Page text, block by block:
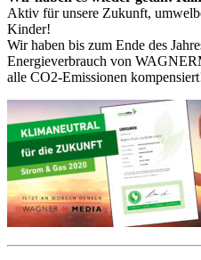
Aktiv für unsere Zukunft,
Kinder!
Wir haben bis zum Ende des
Energieverbrauch von
alle CO2-Emissionen